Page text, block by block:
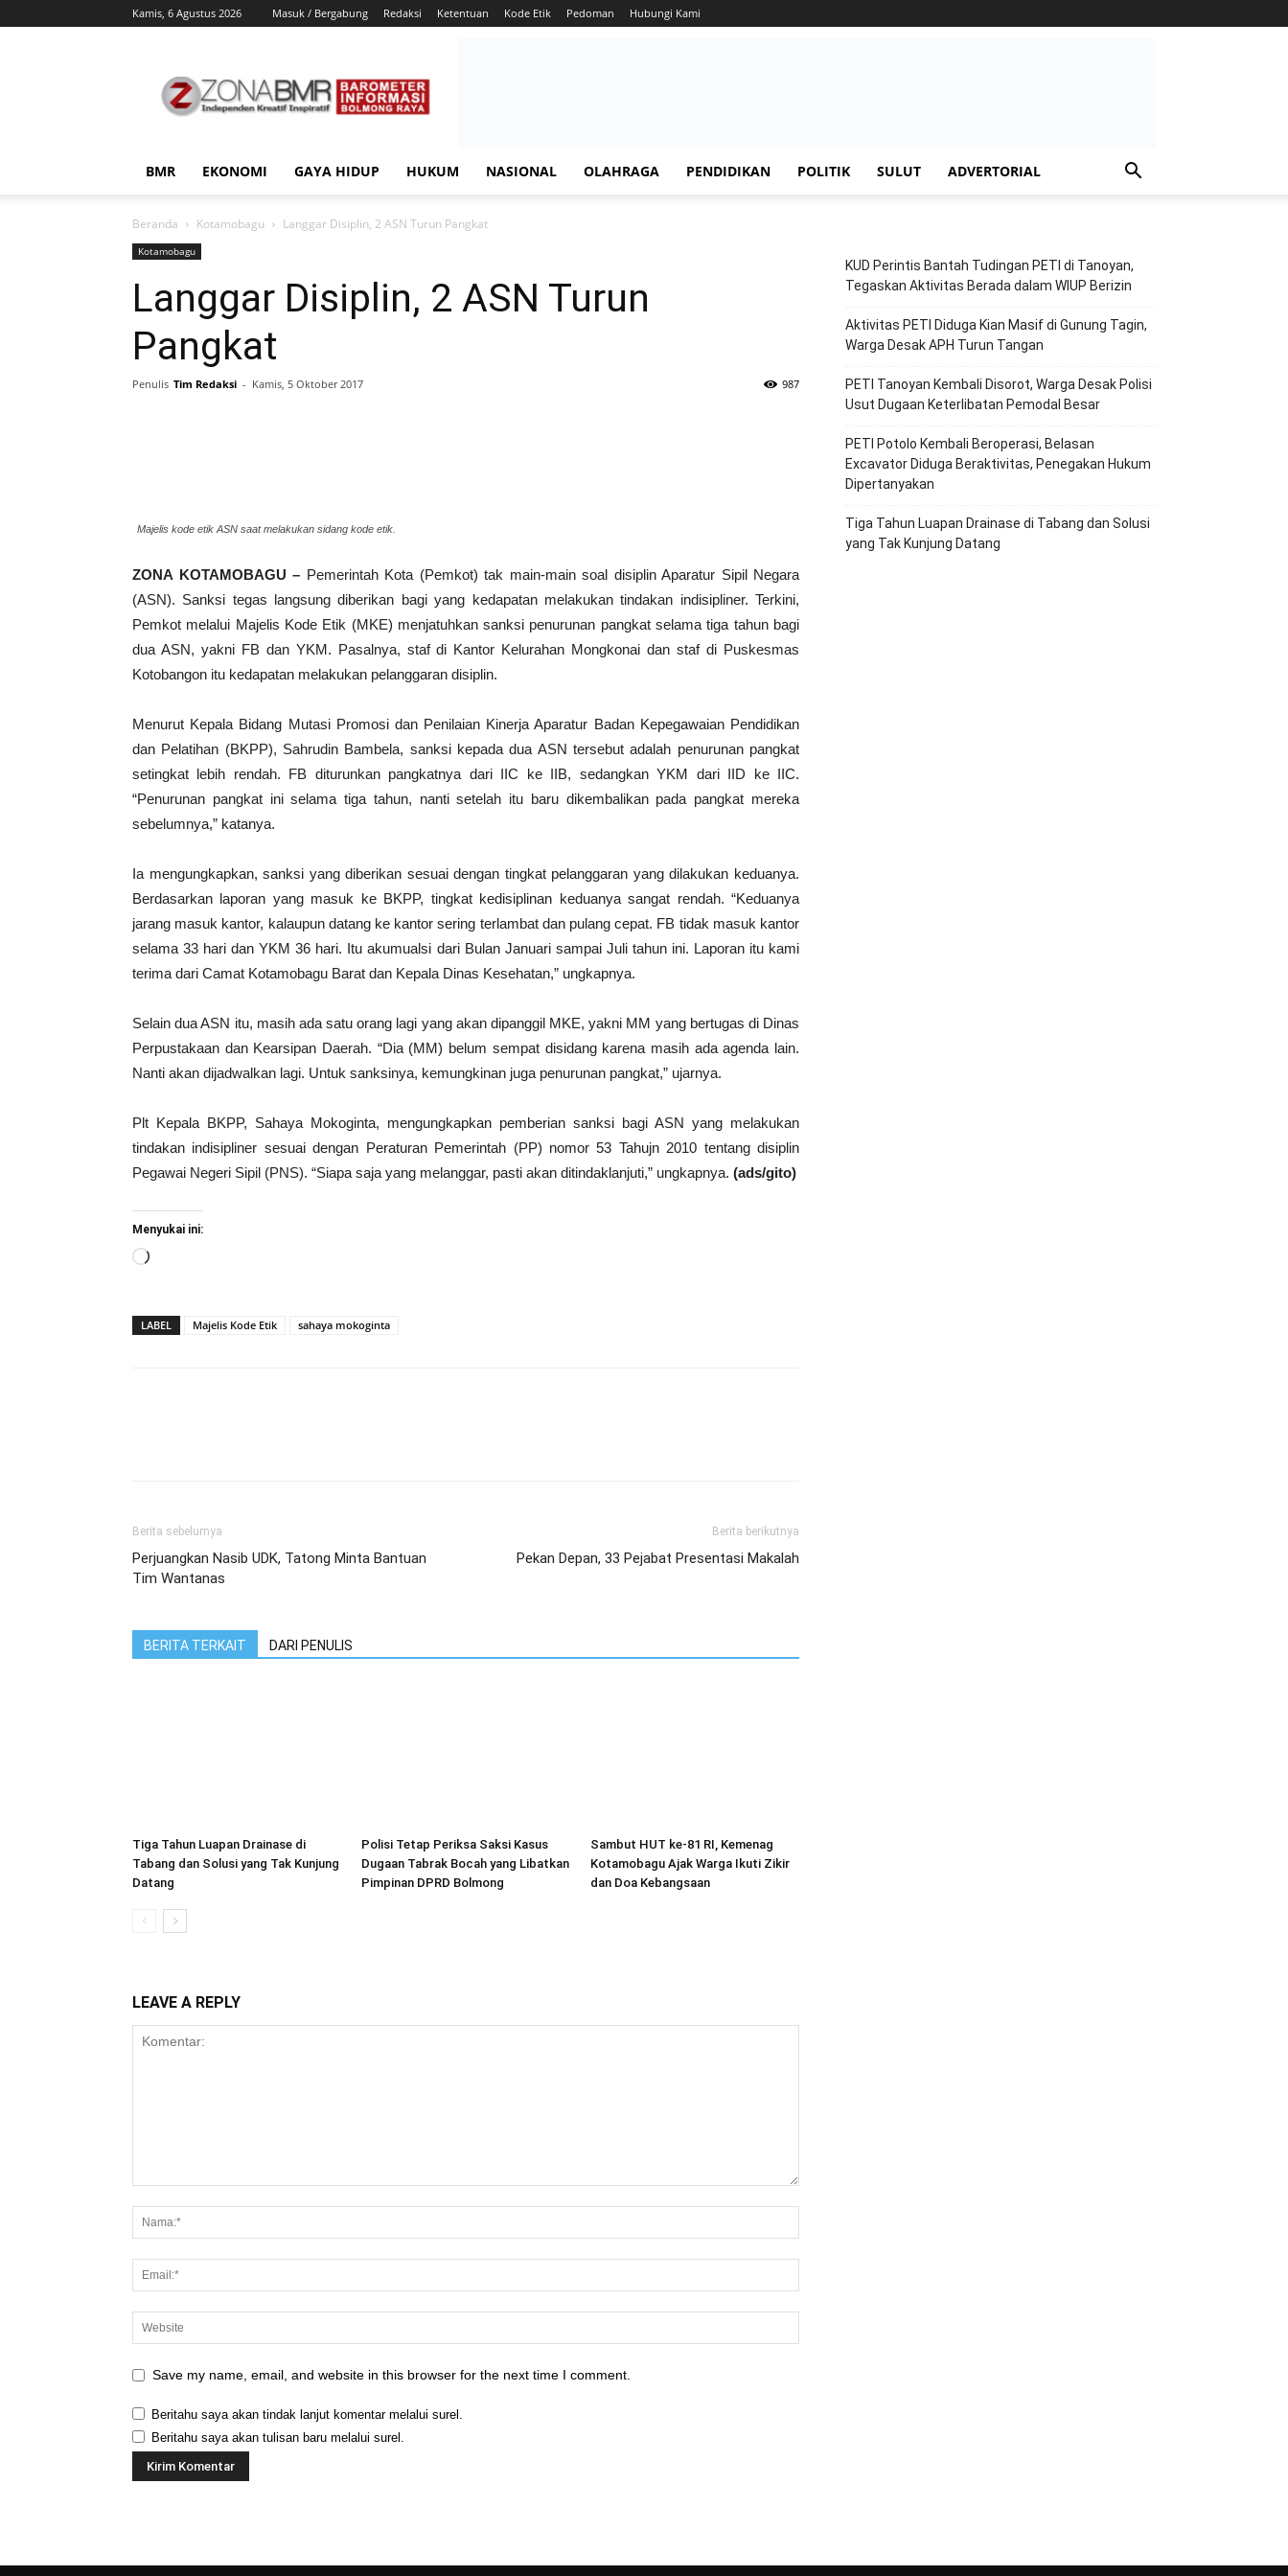
Kamis, 6 Agustus 2026 Masuk / Bergabung Redaksi Ketentuan Kode Etik Pedoman Hubungi Kami
BMR EKONOMI GAYA HIDUP HUKUM NASIONAL OLAHRAGA PENDIDIKAN POLITIK SULUT ADVERTORIAL
Beranda Kotamobagu Langgar Disiplin, 2 ASN Turun Pangkat
Kotamobagu
Langgar Disiplin, 2 ASN Turun
Pangkat
Penulis Tim Redaksi - Kamis, 5 Oktober 2017 987
Majelis kode etik ASN saat melakukan sidang kode etik.
ZONA KOTAMOBAGU – Pemerintah Kota (Pemkot) tak main-main soal disiplin Aparatur Sipil Negara
(ASN). Sanksi tegas langsung diberikan bagi yang kedapatan melakukan tindakan indisipliner. Terkini,
Pemkot melalui Majelis Kode Etik (MKE) menjatuhkan sanksi penurunan pangkat selama tiga tahun bagi
dua ASN, yakni FB dan YKM. Pasalnya, staf di Kantor Kelurahan Mongkonai dan staf di Puskesmas
Kotobangon itu kedapatan melakukan pelanggaran disiplin.
Menurut Kepala Bidang Mutasi Promosi dan Penilaian Kinerja Aparatur Badan Kepegawaian Pendidikan
dan Pelatihan (BKPP), Sahrudin Bambela, sanksi kepada dua ASN tersebut adalah penurunan pangkat
setingkat lebih rendah. FB diturunkan pangkatnya dari IIC ke IIB, sedangkan YKM dari IID ke IIC.
“Penurunan pangkat ini selama tiga tahun, nanti setelah itu baru dikembalikan pada pangkat mereka
sebelumnya,” katanya.
Ia mengungkapkan, sanksi yang diberikan sesuai dengan tingkat pelanggaran yang dilakukan keduanya.
Berdasarkan laporan yang masuk ke BKPP, tingkat kedisiplinan keduanya sangat rendah. “Keduanya
jarang masuk kantor, kalaupun datang ke kantor sering terlambat dan pulang cepat. FB tidak masuk kantor
selama 33 hari dan YKM 36 hari. Itu akumualsi dari Bulan Januari sampai Juli tahun ini. Laporan itu kami
terima dari Camat Kotamobagu Barat dan Kepala Dinas Kesehatan,” ungkapnya.
Selain dua ASN itu, masih ada satu orang lagi yang akan dipanggil MKE, yakni MM yang bertugas di Dinas
Perpustakaan dan Kearsipan Daerah. “Dia (MM) belum sempat disidang karena masih ada agenda lain.
Nanti akan dijadwalkan lagi. Untuk sanksinya, kemungkinan juga penurunan pangkat,” ujarnya.
Plt Kepala BKPP, Sahaya Mokoginta, mengungkapkan pemberian sanksi bagi ASN yang melakukan
tindakan indisipliner sesuai dengan Peraturan Pemerintah (PP) nomor 53 Tahujn 2010 tentang disiplin
Pegawai Negeri Sipil (PNS). “Siapa saja yang melanggar, pasti akan ditindaklanjuti,” ungkapnya. (ads/gito)
Menyukai ini:
Memuat...
LABEL Majelis Kode Etik sahaya mokoginta
Berita sebelumya
Perjuangkan Nasib UDK, Tatong Minta Bantuan
Tim Wantanas
Berita berikutnya
Pekan Depan, 33 Pejabat Presentasi Makalah
BERITA TERKAIT DARI PENULIS
Tiga Tahun Luapan Drainase di
Tabang dan Solusi yang Tak Kunjung
Datang
Polisi Tetap Periksa Saksi Kasus
Dugaan Tabrak Bocah yang Libatkan
Pimpinan DPRD Bolmong
Sambut HUT ke-81 RI, Kemenag
Kotamobagu Ajak Warga Ikuti Zikir
dan Doa Kebangsaan
LEAVE A REPLY
Save my name, email, and website in this browser for the next time I comment.
Beritahu saya akan tindak lanjut komentar melalui surel.
Beritahu saya akan tulisan baru melalui surel.
KUD Perintis Bantah Tudingan PETI di Tanoyan,
Tegaskan Aktivitas Berada dalam WIUP Berizin
Aktivitas PETI Diduga Kian Masif di Gunung Tagin,
Warga Desak APH Turun Tangan
PETI Tanoyan Kembali Disorot, Warga Desak Polisi
Usut Dugaan Keterlibatan Pemodal Besar
PETI Potolo Kembali Beroperasi, Belasan
Excavator Diduga Beraktivitas, Penegakan Hukum
Dipertanyakan
Tiga Tahun Luapan Drainase di Tabang dan Solusi
yang Tak Kunjung Datang